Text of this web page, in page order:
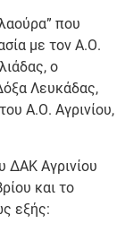
που
με τον Α.Ο.
ο
Λευκάδας,
Α.Ο. Αγρινίου,
ΔΑΚ Αγρινίου
και το
εξής: